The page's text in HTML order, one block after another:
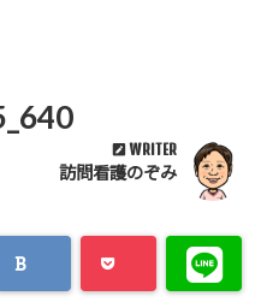
WRITER
訪問看護のぞみ